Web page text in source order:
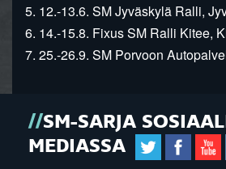
5. 12.-13.6. SM Jyväskylä Ralli,
6. 14.-15.8. Fixus SM Ralli Kitee,
7. 25.-26.9. SM Porvoon
SM-SARJA
MEDIASSA